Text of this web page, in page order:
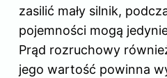
zasilić mały silnik,
pojemności mogą
Prąd rozruchowy
jego wartość powinna